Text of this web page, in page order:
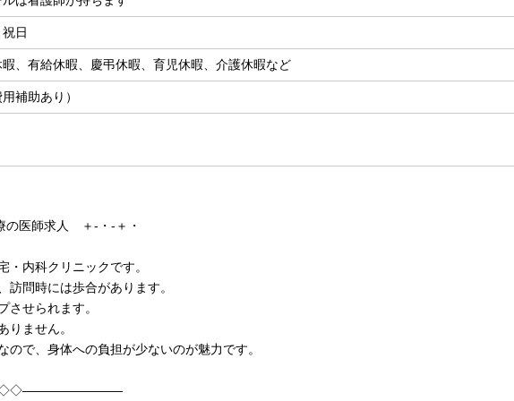
日
、有給休暇、慶弔休暇、育児休暇、介護休暇など
補助あり）
の医師求人 ＋-・-＋・
・内科クリニックです。
訪問時には歩合があります。
させられます。
りません。
ので、身体への負担が少ないのが魅力です。